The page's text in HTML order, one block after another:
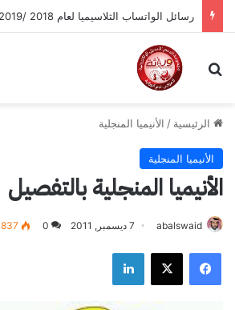
رسائل الواتساب الثلاسيميا لعام 2018 /2019
بحث عن
الرئيسية / الأنيميا المنجلية
الأنيميا المنجلية
الأنيميا المنجلية بالتفصيل
abalswaid 7 ديسمبر, 2011 0
837
فيسبوك